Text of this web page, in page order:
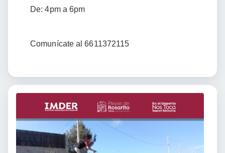
De: 4pm a 6pm
Comunícate al 6611372115